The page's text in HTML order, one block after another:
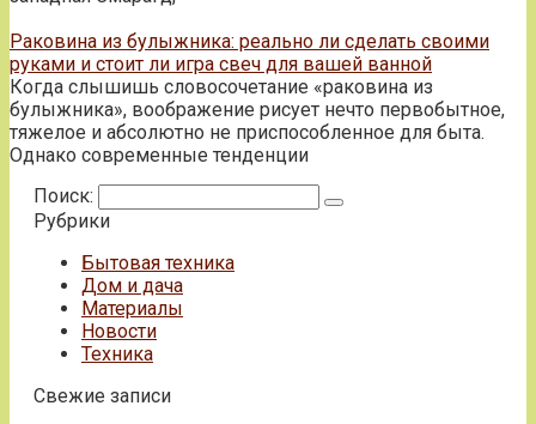
Раковина из булыжника: реально ли сделать своими
руками и стоит ли игра свеч для вашей ванной
Когда слышишь словосочетание «раковина из
булыжника», воображение рисует нечто первобытное,
тяжелое и абсолютно не приспособленное для быта.
Однако современные тенденции
Поиск:
Рубрики
Бытовая техника
Дом и дача
Материалы
Новости
Техника
Свежие записи